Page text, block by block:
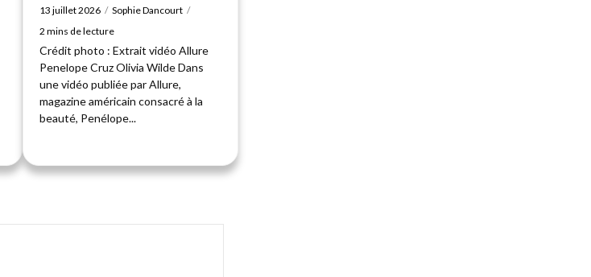
13 juillet 2026
Sophie Dancourt
2 mins de lecture
Crédit photo : Extrait vidéo Allure
Penelope Cruz Olivia Wilde Dans
une vidéo publiée par Allure,
magazine américain consacré à la
beauté, Penélope...